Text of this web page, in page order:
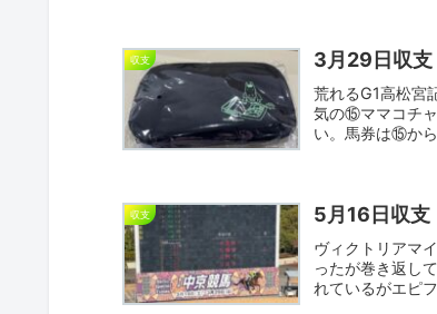
収支 3月29日収支
荒れるG1高松宮
気の⑮ママコチ
い。馬券は⑮か
収支 5月16日収支
ヴィクトリアマ
ったが巻き返し
れているがエピ